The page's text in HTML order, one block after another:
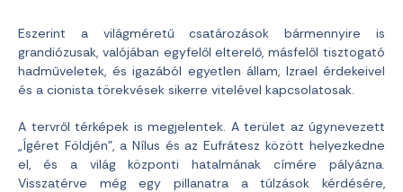
Eszerint a világméretű csatározások bármennyire is
grandiózusak, valójában egyfelől elterelő, másfelől tisztogató
hadműveletek, és igazából egyetlen állam, Izrael érdekeivel
és a cionista törekvések sikerre vitelével kapcsolatosak.
A tervről térképek is megjelentek. A terület az úgynevezett
„Ígéret Földjén”, a Nílus és az Eufrátesz között helyezkedne
el, és a világ központi hatalmának címére pályázna.
Visszatérve még egy pillanatra a túlzások kérdésére,